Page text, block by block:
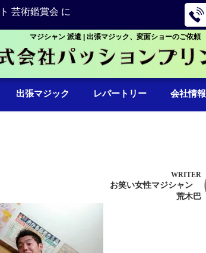
芸術鑑賞会 に
マジシャン 派遣 | 出張マジック、変面ショーのご依頼
出張マジック レパートリー 会社情報
WRITER
お笑い女性マジシャン
荒木巴